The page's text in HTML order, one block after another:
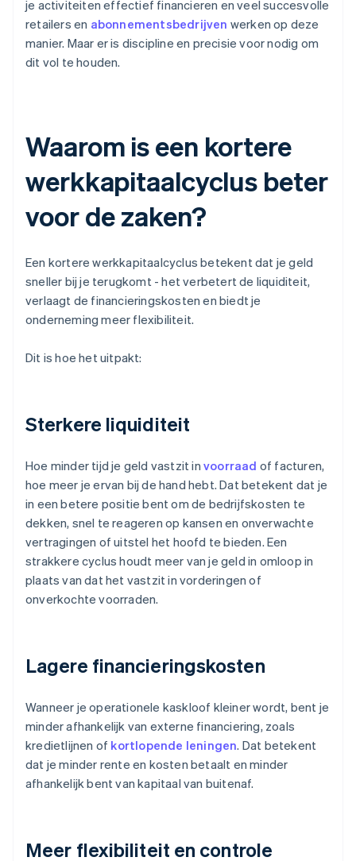
je activiteiten effectief financieren en veel succesvolle
retailers en abonnementsbedrijven werken op deze
manier. Maar er is discipline en precisie voor nodig om
dit vol te houden.
Waarom is een kortere
werkkapitaalcyclus beter
voor de zaken?
Een kortere werkkapitaalcyclus betekent dat je geld
sneller bij je terugkomt - het verbetert de liquiditeit,
verlaagt de financieringskosten en biedt je
onderneming meer flexibiliteit.
Dit is hoe het uitpakt:
Sterkere liquiditeit
Hoe minder tijd je geld vastzit in voorraad of facturen,
hoe meer je ervan bij de hand hebt. Dat betekent dat je
in een betere positie bent om de bedrijfskosten te
dekken, snel te reageren op kansen en onverwachte
vertragingen of uitstel het hoofd te bieden. Een
strakkere cyclus houdt meer van je geld in omloop in
plaats van dat het vastzit in vorderingen of
onverkochte voorraden.
Lagere financieringskosten
Wanneer je operationele kaskloof kleiner wordt, bent je
minder afhankelijk van externe financiering, zoals
kredietlijnen of kortlopende leningen. Dat betekent
dat je minder rente en kosten betaalt en minder
afhankelijk bent van kapitaal van buitenaf.
Meer flexibiliteit en controle